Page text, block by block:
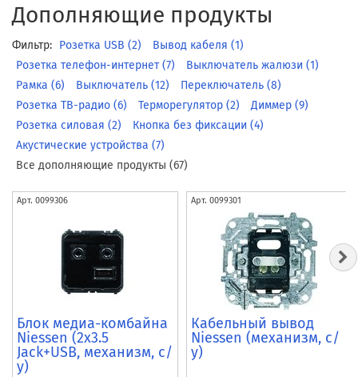
Дополняющие продукты
Фильтр: Розетка USB (2)
Вывод кабеля (1)
Розетка телефон-интернет (7)
Выключатель жалюзи (1)
Рамка (6)
Выключатель (12)
Переключатель (8)
Розетка ТВ-радио (6)
Терморегулятор (2)
Диммер (9)
Розетка силовая (2)
Кнопка без фиксации (4)
Акустические устройства (7)
Все дополняющие продукты (67)
Арт. 0099306
Блок медиа-комбайна
Niessen (2x3.5
Jack+USB, механизм, с/
у)
Арт. 0099301
Кабельный вывод
Niessen (механизм, с/
у)